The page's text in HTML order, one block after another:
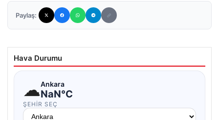
Paylaş:
Hava Durumu
☁Ankara
NaN°C
ŞEHIR SEÇ